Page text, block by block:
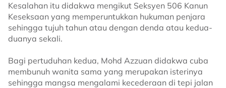
Kesalahan itu didakwa mengikut Seksyen 506 Kanun
Keseksaan yang memperuntukkan hukuman penjara
sehingga tujuh tahun atau dengan denda atau kedua-
duanya sekali.
Bagi pertuduhan kedua, Mohd Azzuan didakwa cuba
membunuh wanita sama yang merupakan isterinya
sehingga mangsa mengalami kecederaan di tepi jalan